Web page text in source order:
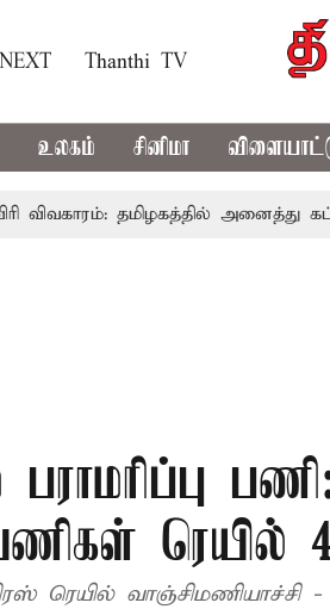
Thanthi TV
உலகம் சினிமா
தமிழகத்தில் அனைத்து கட்சி
பணி:
ரெயில்
ரெயில் வாஞ்சிமணியாச்சி